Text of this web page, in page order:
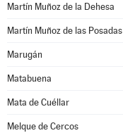
Martín Muñoz de la Dehesa
Martín Muñoz de las Posadas
Marugán
Matabuena
Mata de Cuéllar
Melque de Cercos